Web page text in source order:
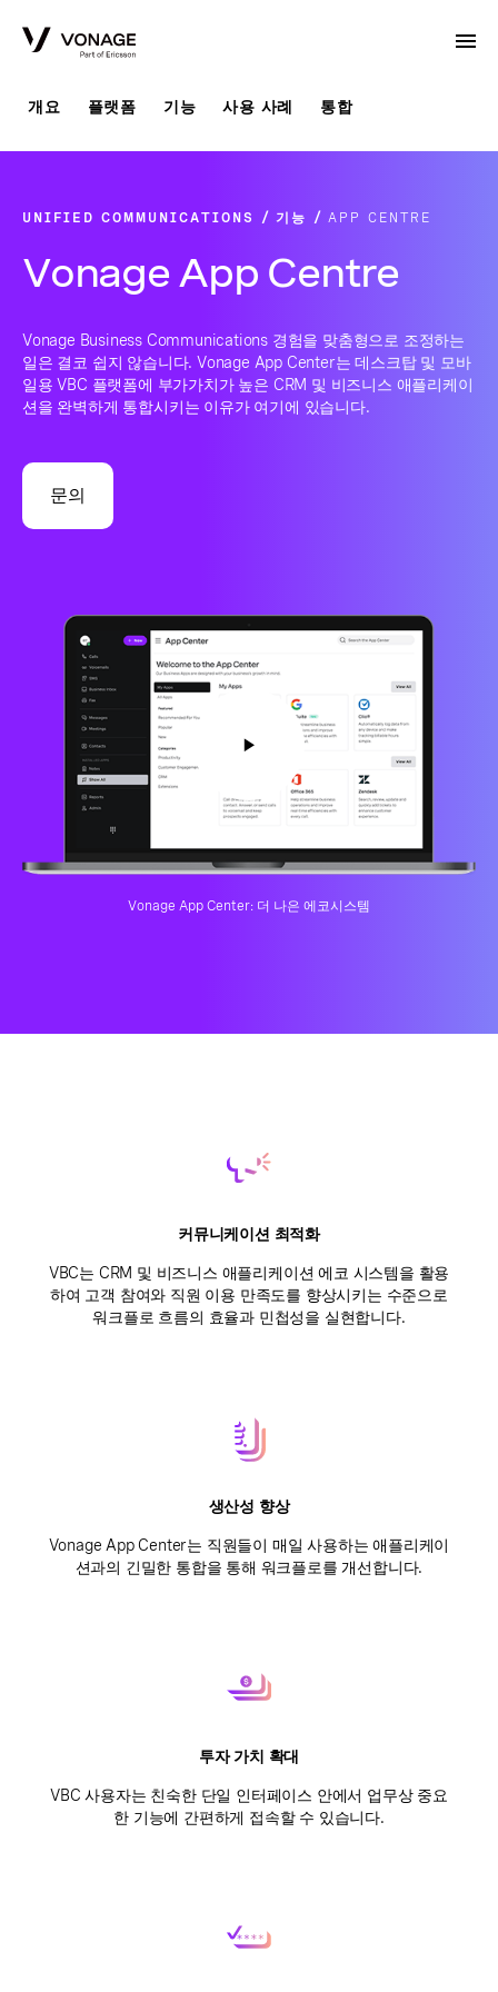
개요 플랫폼 기능 사용 사례 통합
UNIFIED COMMUNICATIONS 기능 APP CENTRE
Vonage App Centre
Vonage Business Communications 경험을 맞춤형으로 조정하는
일은 결코 쉽지 않습니다. Vonage App Center는 데스크탑 및 모바
일용 VBC 플랫폼에 부가가치가 높은 CRM 및 비즈니스 애플리케이
션을 완벽하게 통합시키는 이유가 여기에 있습니다.
문의
Vonage App Center: 더 나은 에코시스템
커뮤니케이션 최적화
VBC는 CRM 및 비즈니스 애플리케이션 에코 시스템을 활용
하여 고객 참여와 직원 이용 만족도를 향상시키는 수준으로
워크플로 흐름의 효율과 민첩성을 실현합니다.
생산성 향상
Vonage App Center는 직원들이 매일 사용하는 애플리케이
션과의 긴밀한 통합을 통해 워크플로를 개선합니다.
투자 가치 확대
VBC 사용자는 친숙한 단일 인터페이스 안에서 업무상 중요
한 기능에 간편하게 접속할 수 있습니다.